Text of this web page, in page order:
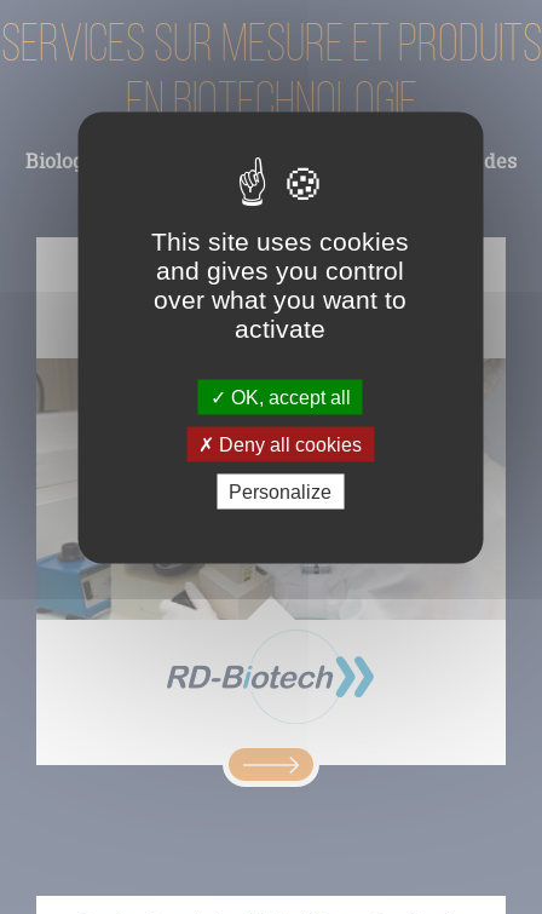
Services sur mesure et produits
en Biotechnologie
Biologie Moléculaire – Immunologie – Ingénierie des
protéines et des cellules
Custom services, Bioproduction et purification,
anticorps, protéines recombinantes, plasmides,
transfection, développement d’hybridomes,
vecteurs d’expression, kits FastELISA
This site uses cookies
and gives you control
over what you want to
activate
OK, accept all
Deny all cookies
Personalize